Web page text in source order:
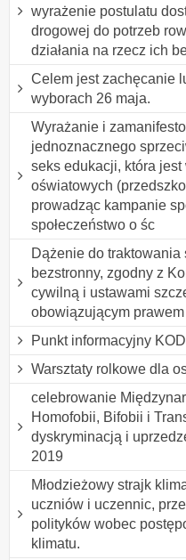
wyrażenie postulatu
drogowej do potrzeb
działania na rzecz ich
Celem jest zachęcanie
wyborach 26 maja.
Wyrażanie i
jednoznacznego
seks edukacji, która
oświatowych
prowadząc kampanie
społeczeństwo o śc
Dążenie do
bezstronny, zgodny z
cywilną i ustawami
obowiązującym prawem
Punkt informacyjny
Warsztaty rolkowe dla
celebrowanie
Homofobii, Bifobii i
dyskryminacją i
2019
Młodzieżowy strajk
uczniów i uczennic,
polityków wobec
klimatu.